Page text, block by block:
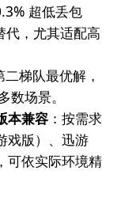
超低丢包
，尤其适配高
梯队最优解，
场景。
本兼容：按需求
戏版）、迅游
依实际环境精